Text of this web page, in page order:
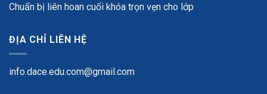
Chuẩn bị liên hoan cuối khóa trọn vẹn cho lớp
ĐỊA CHỈ LIÊN HỆ
info.dace.edu.com@gmail.com